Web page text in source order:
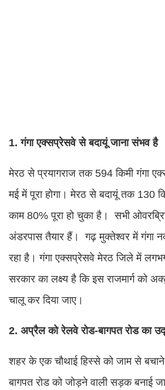
1. गंगा एक्सप्रेसवे से बदायूं जाना संभव है
मेरठ से प्रयागराज तक 594 किमी गंगा
मई में पूरा होगा। मेरठ से बदायूं तक 130
काम 80% पूरा हो चुका है। सभी
अंडरपास तैयार हैं। गढ़ मुक्तेश्वर में गंगा
रहा है। गंगा एक्सप्रेसवे मेरठ जिले में
सरकार का लक्ष्य है कि इस राजमार्ग को
चालू कर दिया जाए।
2. अप्रैल को रेलवे रोड-बागपत रोड का
शहर के एक चौथाई हिस्से को जाम से
बागपत रोड को जोड़ने वाली सड़क बनाई